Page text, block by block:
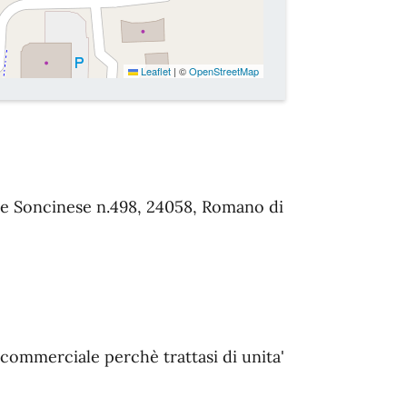
Leaflet | ©OpenStreetMap
n.498, 24058, Romano di
perchè trattasi di unita'